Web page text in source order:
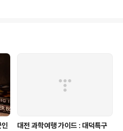
방문자 수 10만명
보도 없는.. 소소한
데,하루에 약 100
게 감사함과 고마움
인
대전 과학여행 가이드 : 대덕특구